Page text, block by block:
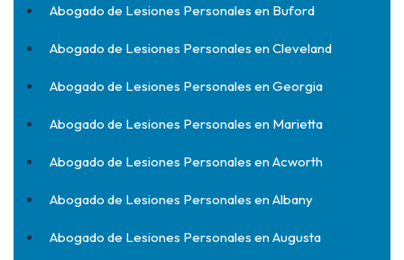
Abogado de Lesiones Personales en Buford
Abogado de Lesiones Personales en Cleveland
Abogado de Lesiones Personales en Georgia
Abogado de Lesiones Personales en Marietta
Abogado de Lesiones Personales en Acworth
Abogado de Lesiones Personales en Albany
Abogado de Lesiones Personales en Augusta